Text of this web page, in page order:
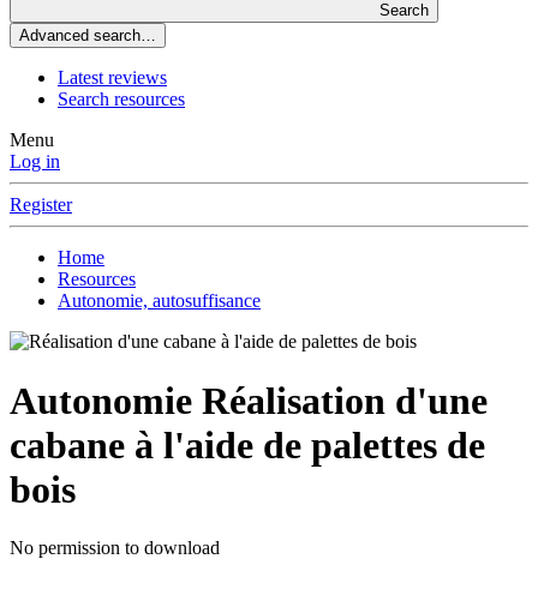
Search
Advanced search…
Latest reviews
Search resources
Menu
Log in
Register
Home
Resources
Autonomie, autosuffisance
Autonomie Réalisation d'une
cabane à l'aide de palettes de
bois
No permission to download